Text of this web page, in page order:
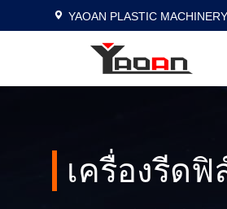
YAOAN PLASTIC
เครื่องรีด